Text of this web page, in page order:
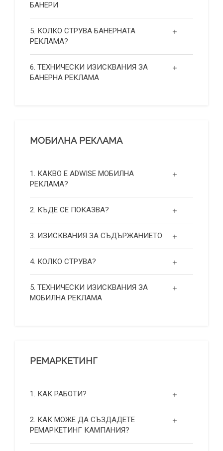
БАНЕРИ
5. КОЛКО СТРУВА БАНЕРНАТА
РЕКЛАМА?
6. ТЕХНИЧЕСКИ ИЗИСКВАНИЯ ЗА
БАНЕРНА РЕКЛАМА
МОБИЛНА РЕКЛАМА
1. КАКВО Е ADWISE МОБИЛНА
РЕКЛАМА?
2. КЪДЕ СЕ ПОКАЗВА?
3. ИЗИСКВАНИЯ ЗА СЪДЪРЖАНИЕТО
4. КОЛКО СТРУВА?
5. ТЕХНИЧЕСКИ ИЗИСКВАНИЯ ЗА
МОБИЛНА РЕКЛАМА
РЕМАРКЕТИНГ
1. КАК РАБОТИ?
2. КАК МОЖЕ ДА СЪЗДАДЕТЕ
РЕМАРКЕТИНГ КАМПАНИЯ?